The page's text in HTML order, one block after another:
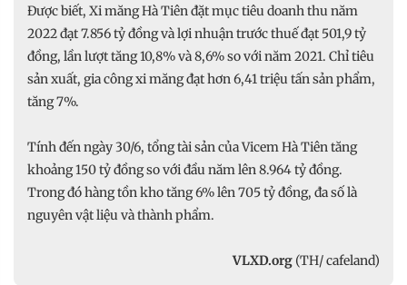
Được biết, Xi măng Hà Tiên đặt mục tiêu doanh thu năm
2022 đạt 7.856 tỷ đồng và lợi nhuận trước thuế đạt 501,9 tỷ
đồng, lần lượt tăng 10,8% và 8,6% so với năm 2021. Chỉ tiêu
sản xuất, gia công xi măng đạt hơn 6,41 triệu tấn sản phẩm,
tăng 7%.
Tính đến ngày 30/6, tổng tài sản của Vicem Hà Tiên tăng
khoảng 150 tỷ đồng so với đầu năm lên 8.964 tỷ đồng.
Trong đó hàng tồn kho tăng 6% lên 705 tỷ đồng, đa số là
nguyên vật liệu và thành phẩm.
VLXD.org (TH/ cafeland)